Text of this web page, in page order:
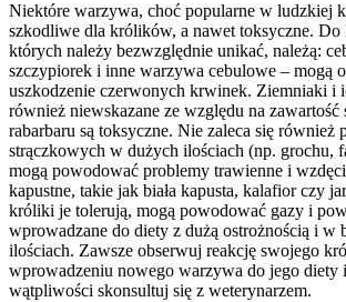
Niektóre warzywa, choć popularne w ludzkiej
szkodliwe dla królików, a nawet toksyczne.
których należy bezwzględnie unikać, należą:
szczypiorek i inne warzywa cebulowe – mogą
uszkodzenie czerwonych krwinek. Ziemniaki i
również niewskazane ze względu na
rabarbaru są toksyczne. Nie zaleca się również
strączkowych w dużych ilościach (np. grochu,
mogą powodować problemy trawienne i
kapustne, takie jak biała kapusta, kalafior czy
króliki je tolerują, mogą powodować gazy i
wprowadzane do diety z dużą ostrożnością i w
ilościach. Zawsze obserwuj reakcję swojego
wprowadzeniu nowego warzywa do jego diety
wątpliwości skonsultuj się z weterynarzem.